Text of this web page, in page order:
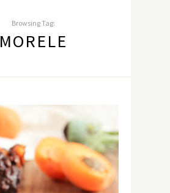
Browsing Tag:
MORELE